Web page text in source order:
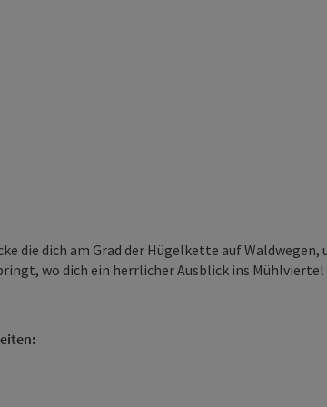
die dich am Grad der Hügelkette auf
wo dich ein herrlicher Ausblick ins Mühlviertel